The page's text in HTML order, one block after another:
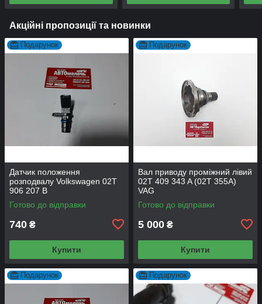
Акційні пропозиції та новинки
Подарунок
Датчик положення
розподвалу Volkswagen 02T
906 207 B
Готово до відправки
740 ₴
Купити
Подарунок
Вал приводу проміжний лівий
02T 409 343 A (02T 355A)
VAG
Готово до відправки
5 000 ₴
Купити
Подарунок Подарунок